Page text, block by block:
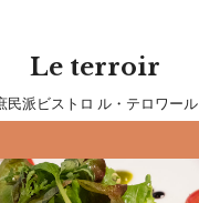
Le terroir
民派ビストロ ル・テロワール